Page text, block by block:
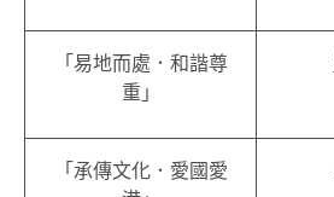
「易地而處．和諧尊
重」
「承傳文化．愛國愛